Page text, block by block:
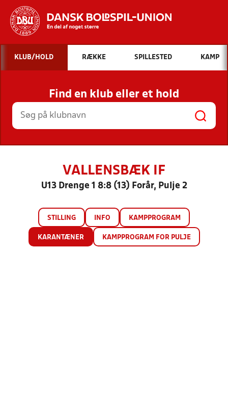
Hvad vil du søge efter?
INDHOLD OG NYHEDER
STILLINGER, RESULTATER, KLUBBER OG
HOLD
KLUB/HOLD RÆKKE SPILLESTED KAMP
Find en klub eller et hold
VALLENSBÆK IF
U13 Drenge 1 8:8 (13) Forår, Pulje 2
STILLING INFO KAMPPROGRAM
KARANTÆNER KAMPPROGRAM FOR PULJE